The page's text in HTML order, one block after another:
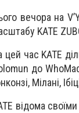
вечора на
KATE
цей час KATE
до
Мілані,
відома